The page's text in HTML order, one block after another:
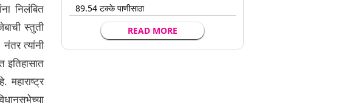
निलंबित
स्तुती
त्यांनी
इतिहासात
89.54 टक्के पाणीसाठा
READ MORE